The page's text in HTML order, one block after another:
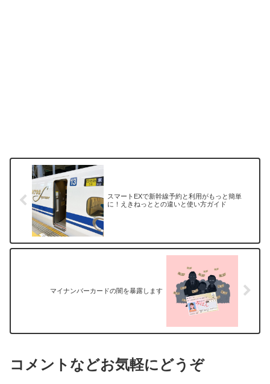
スマートEXで新幹線予約と利用がもっと簡単
に！えきねっととの違いと使い方ガイド
マイナンバーカードの闇を暴露します
コメントなどお気軽にどうぞ